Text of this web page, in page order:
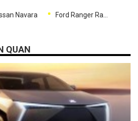
Navara
QUAN